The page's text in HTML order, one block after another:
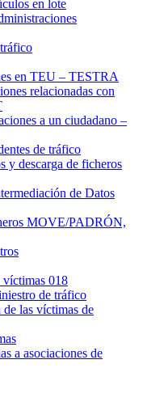
en lote
en TEU – TESTRA
relacionadas con
a un ciudadano –
de tráfico
y descarga de ficheros
de Datos
MOVE/PADRÓN,
víctimas 018
de tráfico
de las víctimas de
a asociaciones de